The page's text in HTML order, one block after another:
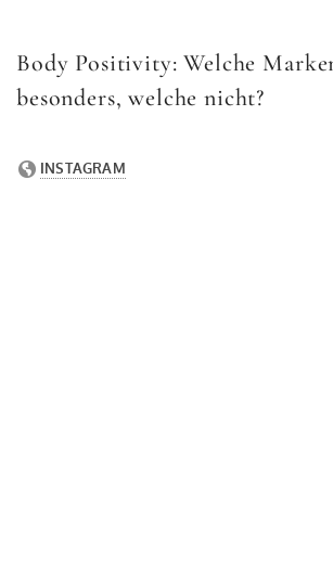
Body Positivity: Welche
besonders, welche nicht?